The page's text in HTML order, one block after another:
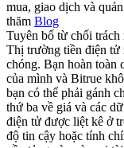
mua, giao dịch và
thăm Blog
Tuyên bố từ chối trách
Thị trường tiền điện tử
chóng. Bạn hoàn toàn
của mình và Bitrue
bạn có thể phải gánh
thứ ba về giá và các
điện tử được liệt kê ở
độ tin cậy hoặc tính